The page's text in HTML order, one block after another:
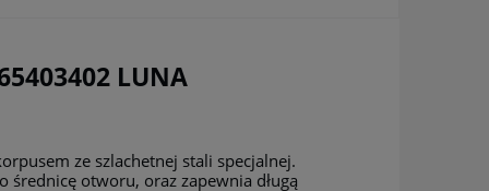
LUNA
ze szlachetnej stali specjalnej.
średnicę otworu, oraz zapewnia długą